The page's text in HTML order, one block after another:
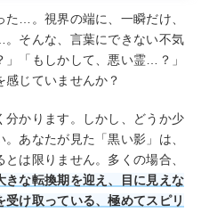
…。視界の端に、一瞬だけ、
そんな、言葉にできない不気
「もしかして、悪い霊…？」
感じていませんか？
分かります。しかし、どうか少
あなたが見た「黒い影」は、
は限りません。多くの場合、
きな転換期を迎え、目に見えな
け取っている、極めてスピリ